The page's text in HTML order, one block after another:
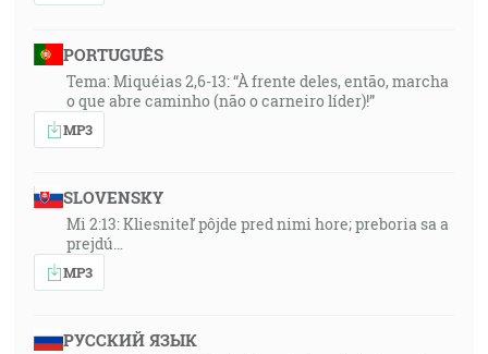
PORTUGUÊS
Tema: Miquéias 2,6-13: “À frente deles, então, marcha
o que abre caminho (não o carneiro líder)!”
MP3
SLOVENSKY
Mi 2:13: Kliesniteľ pôjde pred nimi hore; preboria sa a
prejdú…
MP3
РУССКИЙ ЯЗЫК